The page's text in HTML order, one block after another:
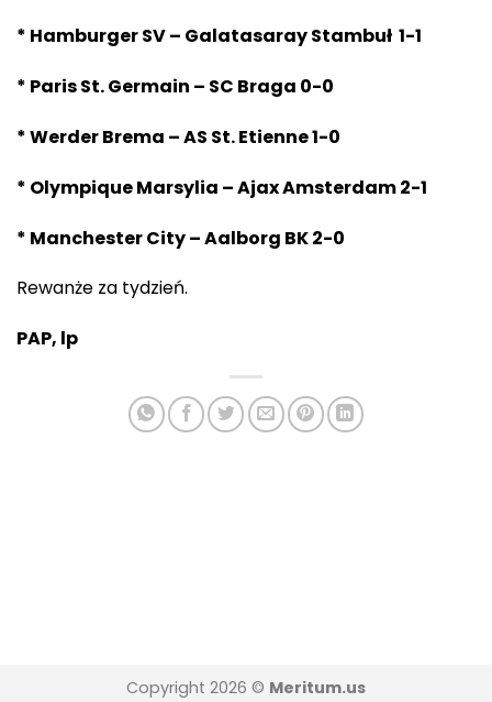
* Hamburger SV – Galatasaray Stambuł 1-1
* Paris St. Germain – SC Braga 0-0
* Werder Brema – AS St. Etienne 1-0
* Olympique Marsylia – Ajax Amsterdam 2-1
* Manchester City – Aalborg BK 2-0
Rewanże za tydzień.
PAP, lp
Copyright 2026 © Meritum.us